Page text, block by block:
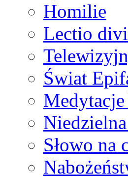
Homilie
Lectio
Świat
Słowo na